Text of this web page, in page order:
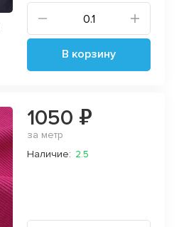
В корзину
1050 ₽
за метр
Наличие: 2.5